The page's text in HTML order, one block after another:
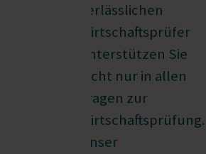
verlässlichen
Wirtschaftsprüfer
unterstützen Sie
nicht nur in allen
Fragen zur
Wirtschaftsprüfung.
Unser